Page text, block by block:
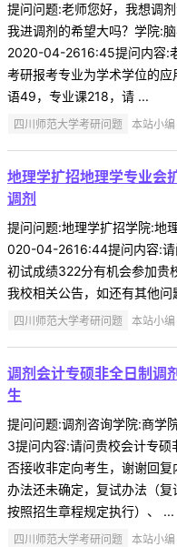
提问问题:老师您好，我想调
我进调剂的希望大吗？学院:
2020-04-2616:45提问内容:
考研报考专业为学术学位的
语49，专业课218，请 ...
四川师范大学考研问题 本站小
地理学扩招地理学专业会
调剂
提问问题:地理学扩招学院:地
020-04-2616:44提问内容:请
初试成绩322分有机会参加贵
我校相关公告，如还有其他
四川师范大学考研问题 本站小
调剂会计专硕非全日制调
生
提问问题:调剂咨询学院:商
3提问内容:请问贵校会计专
否接收非定向考生，谢谢回
办法还未确定，复试办法（
按照招生章程规定执行）、 ...
四川师范大学考研问题 本站小